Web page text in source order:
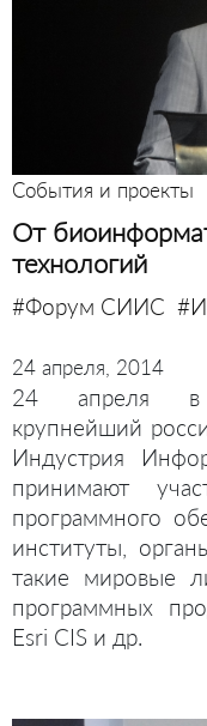
События и проекты
От
технологий
#Форум СИИС
24 апреля, 2014
24 апреля в
крупнейший
Индустрия
принимают
программного
институты,
такие мировые
программных
Esri CIS и др.